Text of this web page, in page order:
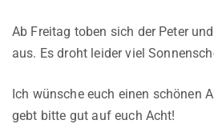
Ab Freitag toben sich der Peter
aus. Es droht leider viel
Ich wünsche euch einen schönen
gebt bitte gut auf euch Acht!